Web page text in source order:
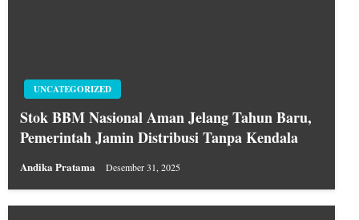
UNCATEGORIZED
Stok BBM Nasional Aman Jelang Tahun Baru,
Pemerintah Jamin Distribusi Tanpa Kendala
Andika Pratama Desember 31, 2025